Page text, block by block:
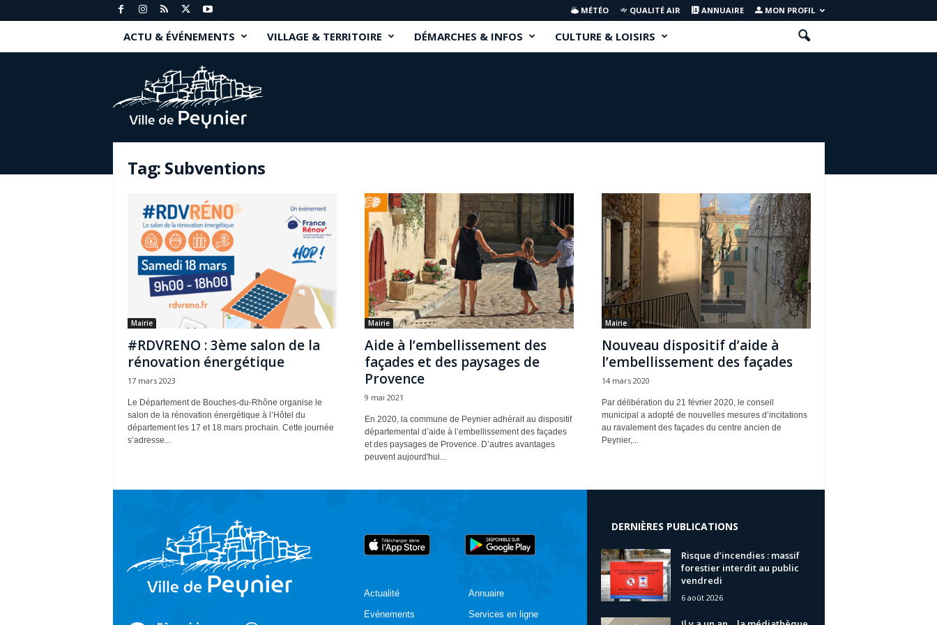
MÉTÉO QUALITÉ AIR ANNUAIRE MON PROFIL
ACTU & ÉVÉNEMENTS VILLAGE & TERRITOIRE DÉMARCHES & INFOS CULTURE & LOISIRS
n
Tag: Subventions
Mairie
#RDVRENO : 3ème salon de la
rénovation énergétique
17 mars 2023
Le Département de Bouches-du-Rhône organise le
salon de la rénovation énergétique à l’Hôtel du
département les 17 et 18 mars prochain. Cette journée
s’adresse...
Mairie
Aide à l’embellissement des
façades et des paysages de
Provence
9 mai 2021
En 2020, la commune de Peynier adhérait au dispositif
départemental d’aide à l’embellissement des façades
et des paysages de Provence. D’autres avantages
peuvent aujourd'hui...
Mairie
Nouveau dispositif d’aide à
l’embellissement des façades
14 mars 2020
Par délibération du 21 février 2020, le conseil
municipal a adopté de nouvelles mesures d’incitations
au ravalement des façades du centre ancien de
Peynier,...
Actualité
Evénements
Annuaire
Services en ligne
DERNIÈRES PUBLICATIONS
Risque d’incendies : massif
forestier interdit au public
vendredi
6 août 2026